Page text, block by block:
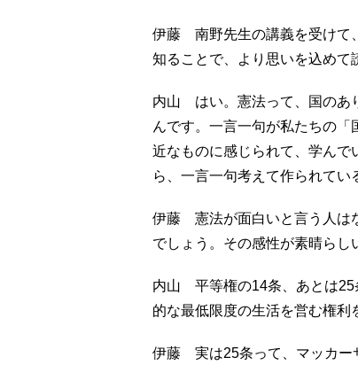
伊藤 南野先生の講義を受けて
知ることで、より思いを込めて
内山 はい。憲法って、国のあ
んです。一言一句が私たちの
近なものに感じられて、学んで
ら、一言一句考えて作られてい
伊藤 憲法が面白いと言う人は
でしょう。その感性が素晴らし
内山 平等権の14条、あとは25
的な最低限度の生活を営む権利
伊藤 実は25条って、マッカー